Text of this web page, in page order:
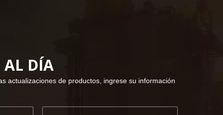
AL DÍA
actualizaciones de productos, ingrese su información